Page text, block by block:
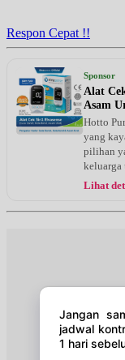
Jam 07:00 - 09:00
BPJS
Jumat, 21/08/2026
Jam 16:00 - 20:00
Jam 10:00 - 12:00
Jam 16:00 - 20:00
Respon Cepat !!
Sponsor
Alat
Asam
Hotto
yang
pilihan
keluarga
Lihat